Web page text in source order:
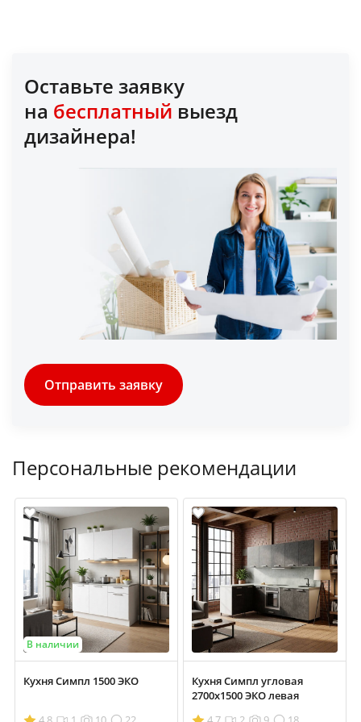
Оставьте заявку
на бесплатный выезд
дизайнера!
Отправить заявку
Персональные рекомендации
В наличии
Кухня Симпл 1500 ЭКО
Кухня Симпл угловая
2700х1500 ЭКО левая